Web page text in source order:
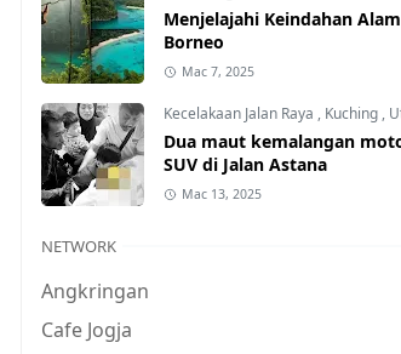
Menjelajahi Keindahan Alam
Borneo
Mac 7, 2025
Kecelakaan Jalan Raya , Kuching ,
Dua maut kemalangan
SUV di Jalan Astana
Mac 13, 2025
NETWORK
Angkringan
Cafe Jogja